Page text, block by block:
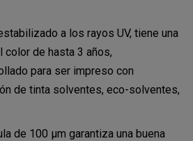
a los rayos UV, tiene una
de hasta 3 años,
para ser impreso con
de tinta solventes, eco-solventes,
de 100 μm garantiza una buena